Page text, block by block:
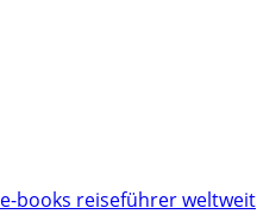
e-books reiseführer weltweit